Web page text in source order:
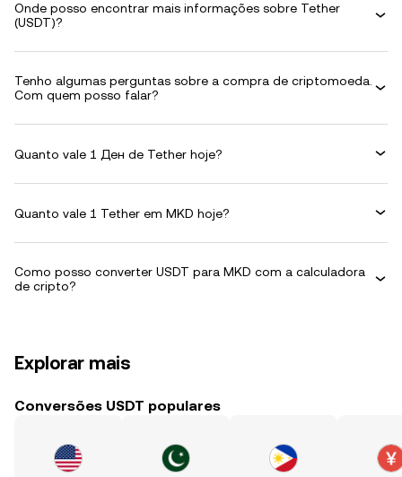
Onde posso encontrar mais informações sobre Tether
(USDT)?
Tenho algumas perguntas sobre a compra de criptomoeda.
Com quem posso falar?
Quanto vale 1 Ден de Tether hoje?
Quanto vale 1 Tether em MKD hoje?
Como posso converter USDT para MKD com a calculadora
de cripto?
Explorar mais
Conversões USDT populares